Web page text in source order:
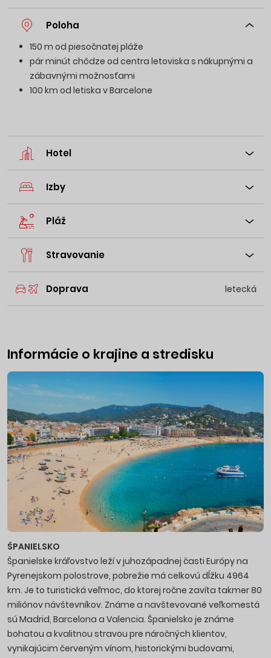
Poloha
150 m od piesočnatej pláže
pár minút chôdze od centra letoviska s nákupnými a
zábavnými možnosťami
100 km od letiska v Barcelone
Hotel
Izby
Pláž
Stravovanie
Doprava letecká
Informácie o krajine a stredisku
ŠPANIELSKO
Španielske kráľovstvo leží v juhozápadnej časti Európy na
Pyrenejskom polostrove, pobrežie má celkovú dĺžku 4964
km. Je to turistická veľmoc, do ktorej ročne zavíta takmer 80
miliónov návštevníkov. Známe a navštevované veľkomestá
sú Madrid, Barcelona a Valencia. Španielsko je známe
bohatou a kvalitnou stravou pre náročných klientov,
vynikajúcim červeným vínom, historickými budovami,